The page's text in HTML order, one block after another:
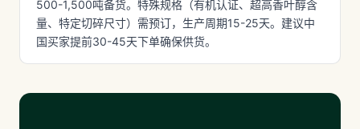
500-1,500吨备货。特殊规格（有机认证、超高香叶醇含
量、特定切碎尺寸）需预订，生产周期15-25天。建议中
国买家提前30-45天下单确保供货。